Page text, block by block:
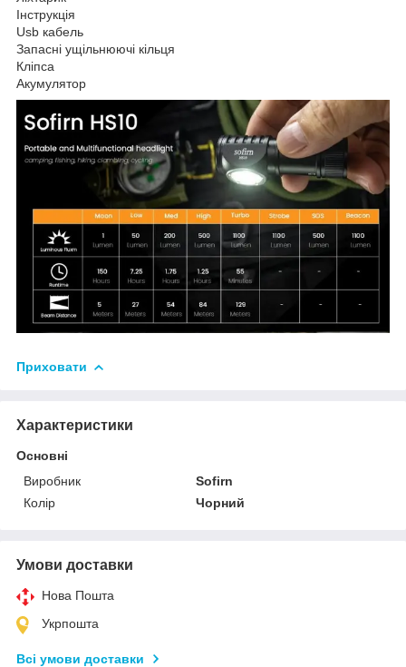
Інструкція
Usb кабель
Запасні ущільнюючі кільця
Кліпса
Акумулятор
Приховати
Характеристики
Основні
Виробник
Sofirn
Колір
Чорний
Умови доставки
Нова Пошта
Укрпошта
Всі умови доставки